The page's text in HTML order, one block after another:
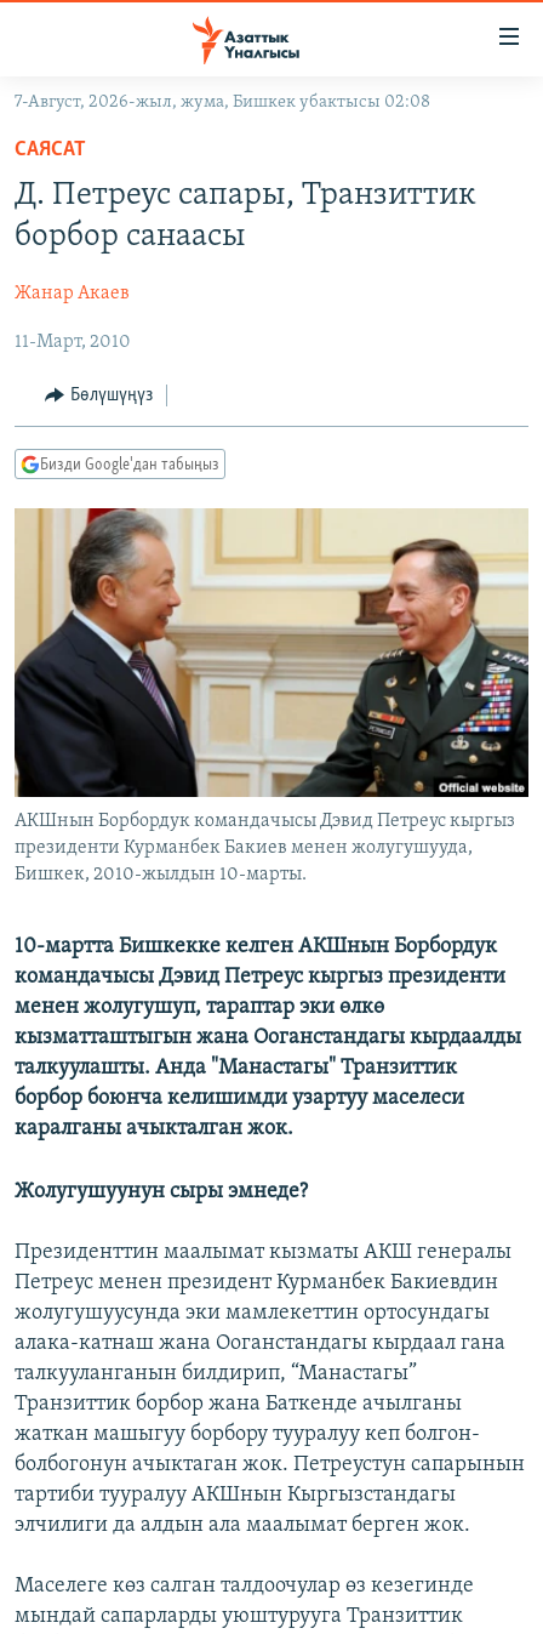
Навигацияга
өтүңүз
Издөөгө
салыңызКЫРГЫЗСТАН
ЭКОНОМИКА
МАДАНИЯТ
ДҮЙНӨ
БОРБОР АЗИЯ
УКРАИНА
АТАЙЫН ИЛИКТӨӨ
ТВ ПРОГРАММАЛАР
БҮГҮН АЗАТТЫКТА
БИЗ ЖАНА ДҮЙНӨ
ДАНИСТЕ
ЭЖЕ-СИҢДИЛЕР
АЗАТТЫК+
ЫҢГАЙСЫЗ СУРООЛОР
ПОДКАСТ
ӨЗГӨЧӨ ПИКИР
ОНЛАЙН ШЕРИНЕ
ЭЕ/АРнун бардык сайттары
7-Август, 2026-жыл, жума, Бишкек убактысы 02:08
САЯСАТ
Д. Петреус сапары, Транзиттик
борбор санаасы
Жанар Акаев
11-Март, 2010
Бөлүшүңүз
Бизди Google'дан табыңыз
АКШнын Борбордук командачысы Дэвид Петреус кыргыз
президенти Курманбек Бакиев менен жолугушууда,
Бишкек, 2010-жылдын 10-марты.
10-мартта Бишкекке келген АКШнын Борбордук
командачысы Дэвид Петреус кыргыз президенти
менен жолугушуп, тараптар эки өлкө
кызматташтыгын жана Ооганстандагы кырдаалды
талкуулашты. Анда "Манастагы" Транзиттик
борбор боюнча келишимди узартуу маселеси
каралганы ачыкталган жок.
Жолугушуунун сыры эмнеде?
Президенттин маалымат кызматы АКШ генералы
Петреус менен президент Курманбек Бакиевдин
жолугушуусунда эки мамлекеттин ортосундагы
алака-катнаш жана Ооганстандагы кырдаал гана
талкууланганын билдирип, “Манастагы”
Транзиттик борбор жана Баткенде ачылганы
жаткан машыгуу борбору тууралуу кеп болгон-
болбогонун ачыктаган жок. Петреустун сапарынын
тартиби тууралуу АКШнын Кыргызстандагы
элчилиги да алдын ала маалымат берген жок.
Маселеге көз салган талдоочулар өз кезегинде
мындай сапарларды уюштурууга Транзиттик